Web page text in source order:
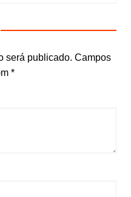
será publicado. Campos
*